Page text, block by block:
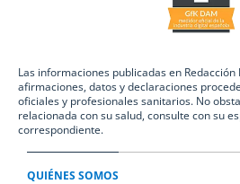
Las informaciones publicadas en
afirmaciones, datos y declaraciones
oficiales y profesionales sanitarios. No
relacionada con su salud, consulte con su
correspondiente.
QUIÉNES SOMOS